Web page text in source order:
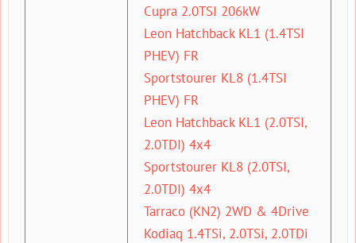
Cupra 2.0TSI 206kW
Leon Hatchback KL1 (1.4TSI
PHEV) FR
Sportstourer KL8 (1.4TSI
PHEV) FR
Leon Hatchback KL1 (2.0TSI,
2.0TDI) 4x4
Sportstourer KL8 (2.0TSI,
2.0TDI) 4x4
Tarraco (KN2) 2WD & 4Drive
Kodiaq 1.4TSi, 2.0TSi, 2.0TDi